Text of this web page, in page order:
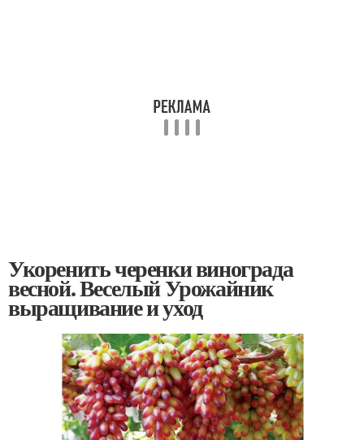
Укоренить черенки винограда
весной. Веселый Урожайник
выращивание и уход